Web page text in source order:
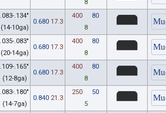
8
.083-.134"
(14-10ga)
0.680 17.3
400
80
8
.035-.083"
(20-14ga)
0.680 17.3
400
80
8
.109-.165"
(12-8ga)
0.680 17.3
400
80
8
.083-.180"
(14-7ga)
0.840 21.3
250
50
5